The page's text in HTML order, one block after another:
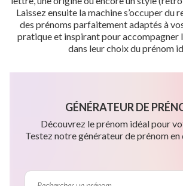
Laissez ensuite la machine s’occuper du
des prénoms parfaitement adaptés à
pratique et inspirant pour accompagner
dans leur choix du prénom
GÉNÉRATEUR DE
Découvrez le prénom idéal pour
Testez notre générateur de prénom en